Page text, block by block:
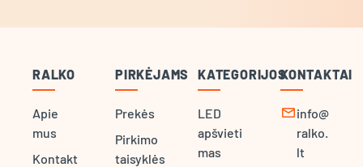
RALKO
Apie
mus
Kontakt
PIRKĖJAMS
Prekės
Pirkimo
taisyklės
KATEGORIJOS
LED
apšvieti
mas
KONTAKTAI
mailinfo@
ralko.
lt